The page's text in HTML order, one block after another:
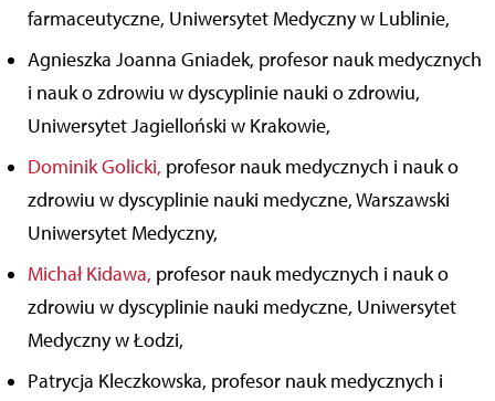
farmaceutyczne, Uniwersytet Medyczny w Lublinie,
Agnieszka Joanna Gniadek, profesor nauk medycznych
i nauk o zdrowiu w dyscyplinie nauki o zdrowiu,
Uniwersytet Jagielloński w Krakowie,
Dominik Golicki, profesor nauk medycznych i nauk o
zdrowiu w dyscyplinie nauki medyczne, Warszawski
Uniwersytet Medyczny,
Michał Kidawa, profesor nauk medycznych i nauk o
zdrowiu w dyscyplinie nauki medyczne, Uniwersytet
Medyczny w Łodzi,
Patrycja Kleczkowska, profesor nauk medycznych i